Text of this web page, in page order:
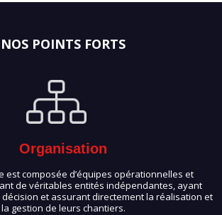
NOS POINTS FORTS
Organisation
est composée d’équipes opérationnelles et
de véritables entités indépendantes, ayant
et assurant directement la réalisation et
la gestion de leurs chantiers.